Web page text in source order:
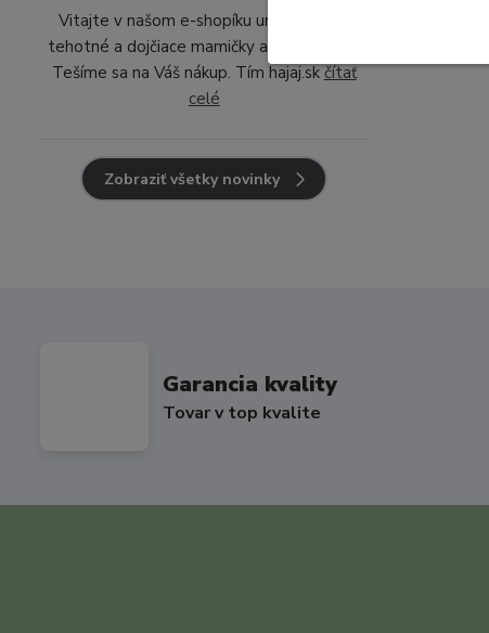
Vitajte v našom e-shopíku určenom pre
tehotné a dojčiace mamičky a ich bábätka.
Tešíme sa na Váš nákup. Tím hajaj.sk čítať
celé
Zobraziť všetky novinky
Garancia kvality
Tovar v top kvalite